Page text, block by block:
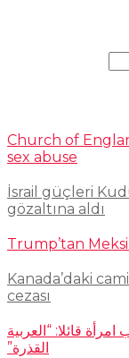
Church of
sex abuse
İsrail güçleri
gözaltına aldı
Trump’tan
Kanada’daki
cezası
قائلا: “العربية
القذرة”